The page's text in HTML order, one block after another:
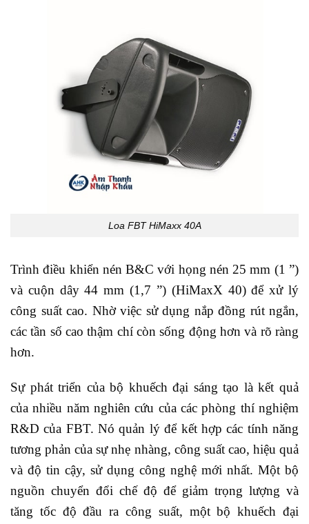
Loa FBT HiMaxx 40A
Trình điều khiển nén B&C với họng nén 25 mm (1 ”)
và cuộn dây 44 mm (1,7 ”) (HiMaxX 40) để xử lý
công suất cao. Nhờ việc sử dụng nắp đồng rút ngắn,
các tần số cao thậm chí còn sống động hơn và rõ ràng
hơn.
Sự phát triển của bộ khuếch đại sáng tạo là kết quả
của nhiều năm nghiên cứu của các phòng thí nghiệm
R&D của FBT. Nó quản lý để kết hợp các tính năng
tương phản của sự nhẹ nhàng, công suất cao, hiệu quả
và độ tin cậy, sử dụng công nghệ mới nhất. Một bộ
nguồn chuyển đổi chế độ để giảm trọng lượng và
tăng tốc độ đầu ra công suất, một bộ khuếch đại